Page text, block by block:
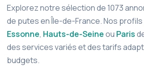
Explorez notre sélection de 1073
de putes en Île-de-France. Nos
Essonne, Hauts-de-Seineou Paris
des services variés et des tarifs
budgets.